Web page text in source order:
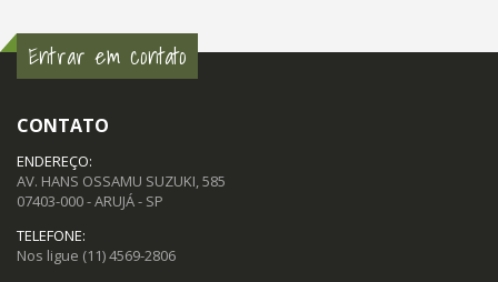
Entrar em contato
CONTATO
ENDEREÇO:
AV. HANS OSSAMU SUZUKI, 585
07403-000 - ARUJÁ - SP
TELEFONE:
Nos ligue (11) 4569-2806